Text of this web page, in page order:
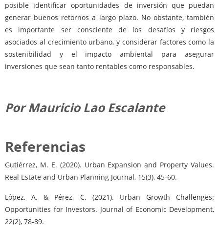
posible identificar oportunidades de inversión que puedan
generar buenos retornos a largo plazo. No obstante, también
es importante ser consciente de los desafíos y riesgos
asociados al crecimiento urbano, y considerar factores como la
sostenibilidad y el impacto ambiental para asegurar
inversiones que sean tanto rentables como responsables.
Por Mauricio Lao Escalante
Referencias
Gutiérrez, M. E. (2020). Urban Expansion and Property Values.
Real Estate and Urban Planning Journal, 15(3), 45-60.
López, A. & Pérez, C. (2021). Urban Growth Challenges:
Opportunities for Investors. Journal of Economic Development,
22(2), 78-89.